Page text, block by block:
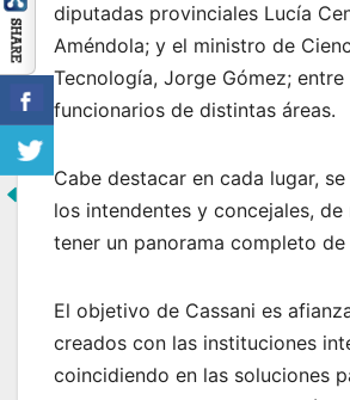
diputadas provinciales Lucía
Améndola; y el ministro de
Tecnología, Jorge Gómez;
funcionarios de distintas áreas.
Cabe destacar en cada lugar,
los intendentes y concejales,
tener un panorama completo
El objetivo de Cassani es
creados con las instituciones
coincidiendo en las soluciones